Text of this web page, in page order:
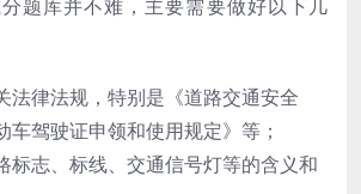
题库并不难，主要需要做好以下几
法律法规，特别是《道路交通安全
车驾驶证申领和使用规定》等；
标志、标线、交通信号灯等的含义和